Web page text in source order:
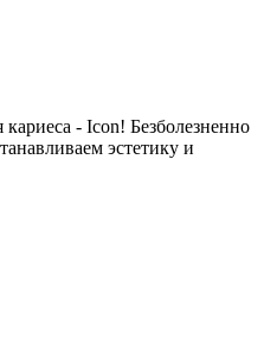
- Icon! Безболезненно
эстетику и